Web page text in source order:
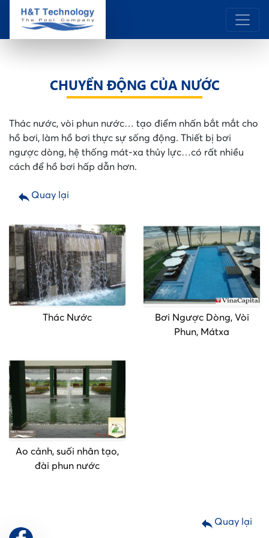
CHUYỂN ĐỘNG CỦA NƯỚC
Thác nước, vòi phun nước… tạo điểm nhấn bắt mắt cho
hồ bơi, làm hồ bơi thực sự sống động. Thiết bị bơi
ngược dòng, hệ thống mát-xa thủy lực…có rất nhiều
cách để hồ bơi hấp dẫn hơn.
reply Quay lại
Thác Nước
Bơi Ngược Dòng, Vòi
Phun, Mátxa
Ao cảnh, suối nhân tạo,
đài phun nước
reply Quay lại